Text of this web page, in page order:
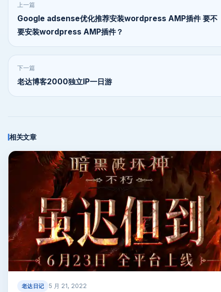
上一篇
Google adsense优化推荐安装wordpress AMP插件 要不
要安装wordpress AMP插件？
下一篇
老达博客2000独立IP一日游
相关文章
老达日记 5 月 21, 2022